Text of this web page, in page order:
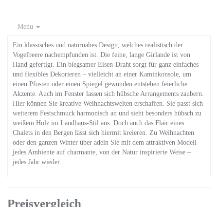
Menu
Ein klassisches und naturnahes Design, welches realistisch der
Vogelbeere nachempfunden ist. Die feine, lange Girlande ist von
Hand gefertigt. Ein biegsamer Eisen-Draht sorgt für ganz einfaches
und flexibles Dekorieren – vielleicht an einer Kaminkonsole, um
einen Pfosten oder einen Spiegel gewunden entstehen feierliche
Akzente. Auch im Fenster lassen sich hübsche Arrangements zaubern.
Hier können Sie kreative Weihnachtswelten erschaffen. Sie passt sich
weiterem Festschmuck harmonisch an und sieht besonders hübsch zu
weißem Holz im Landhaus-Stil aus. Doch auch das Flair eines
Chalets in den Bergen lässt sich hiermit kreieren. Zu Weihnachten
oder den ganzen Winter über adeln Sie mit dem attraktiven Modell
jedes Ambiente auf charmante, von der Natur inspirierte Weise –
jedes Jahr wieder.
Preisvergleich